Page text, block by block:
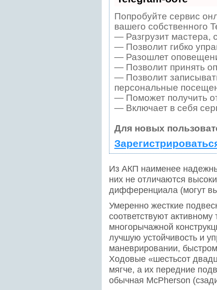
Попробуйте сервис
вашего собственного
— Разгрузит мастера,
— Позволит гибко
— Разошлет
— Позволит принять
— Позволит
персональные
— Поможет получить
— Включает в себя
Для новых
Из АКП наименее
них не отличаются
дифференциала (могут
Умеренно жесткие
соответствуют
многорычажной
лучшую устойчивость и
маневрировании,
Ходовые «шестьсот
мягче, а их передние
обычная McPherson